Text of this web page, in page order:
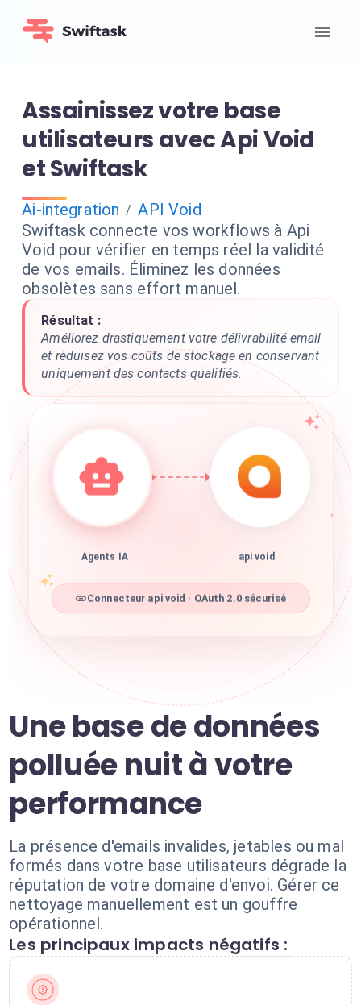
Assainissez votre base
utilisateurs avec Api Void
et Swiftask
Ai-integration / API Void
Swiftask connecte vos workflows à Api
Void pour vérifier en temps réel la validité
de vos emails. Éliminez les données
obsolètes sans effort manuel.
Résultat :
Améliorez drastiquement votre délivrabilité email
et réduisez vos coûts de stockage en conservant
uniquement des contacts qualifiés.
Agents IA api void
Connecteur api void · OAuth 2.0 sécurisé
Une base de données
polluée nuit à votre
performance
La présence d'emails invalides, jetables ou mal
formés dans votre base utilisateurs dégrade la
réputation de votre domaine d'envoi. Gérer ce
nettoyage manuellement est un gouffre
opérationnel.
Les principaux impacts négatifs :